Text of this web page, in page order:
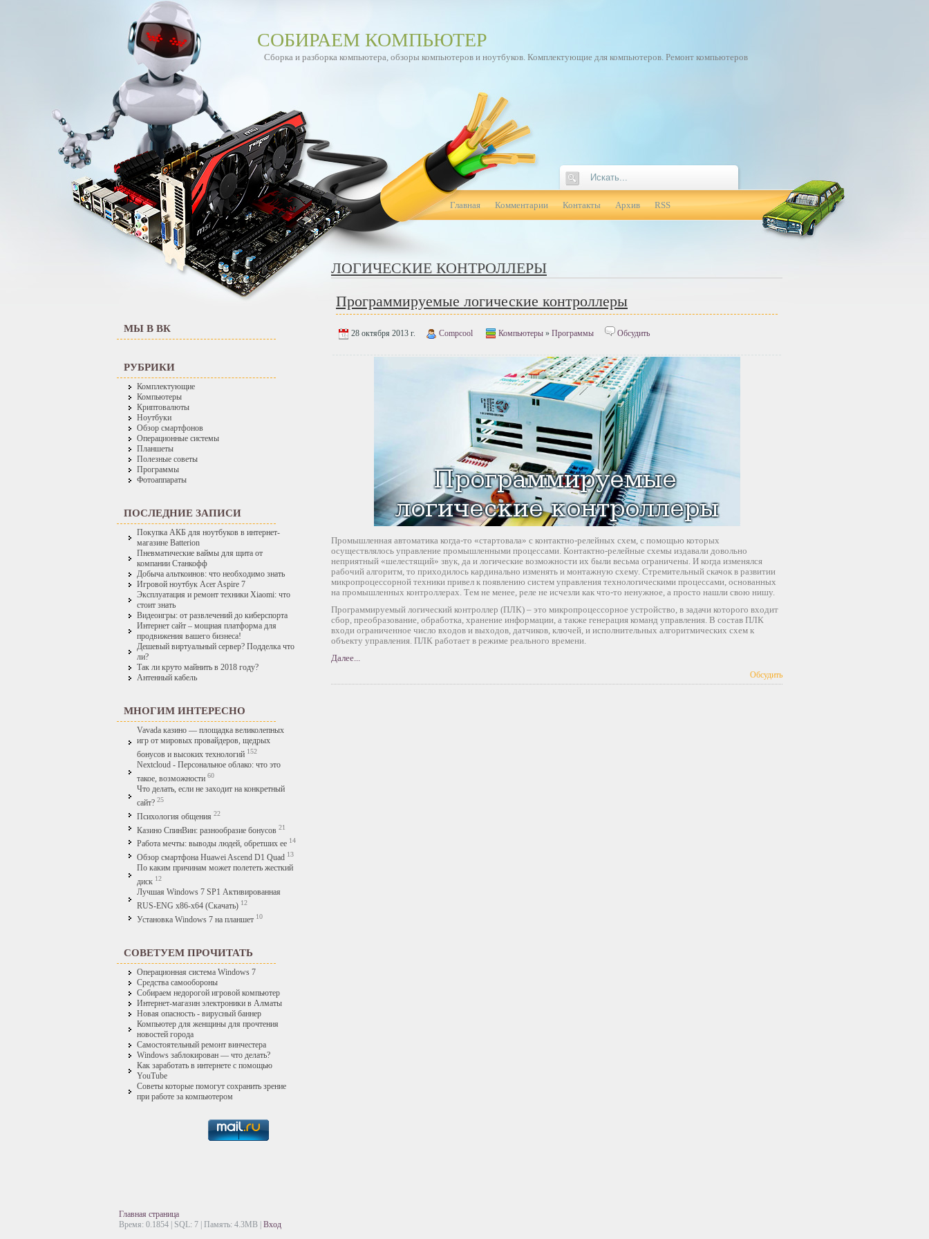
СОБИРАЕМ КОМПЬЮТЕР
Сборка и разборка компьютера, обзоры компьютеров и ноутбуков. Комплектующие для компьютеров. Ремонт компьютеров
Главная Комментарии Контакты Архив RSS
МЫ В ВК
РУБРИКИ
Комплектующие
Компьютеры
Криптовалюты
Ноутбуки
Обзор смартфонов
Операционные системы
Планшеты
Полезные советы
Программы
Фотоаппараты
ПОСЛЕДНИЕ ЗАПИСИ
Покупка АКБ для ноутбуков в интернет-
магазине Batterion
Пневматические ваймы для щита от
компании Станкофф
Добыча альткоинов: что необходимо знать
Игровой ноутбук Acer Aspire 7
Эксплуатация и ремонт техники Xiaomi: что
стоит знать
Видеоигры: от развлечений до киберспорта
Интернет сайт – мощная платформа для
продвижения вашего бизнеса!
Дешевый виртуальный сервер? Подделка что
ли?
Так ли круто майнить в 2018 году?
Антенный кабель
МНОГИМ ИНТЕРЕСНО
Vavada казино — площадка великолепных
игр от мировых провайдеров, щедрых
бонусов и высоких технологий 152
Nextcloud - Персональное облако: что это
такое, возможности 60
Что делать, если не заходит на конкретный
сайт? 25
Психология общения 22
Казино СпинВин: разнообразие бонусов 21
Работа мечты: выводы людей, обретших ее 14
Обзор смартфона Huawei Ascend D1 Quad 13
По каким причинам может полететь жесткий
диск 12
Лучшая Windows 7 SP1 Активированная
RUS-ENG x86-x64 (Скачать) 12
Установка Windows 7 на планшет 10
СОВЕТУЕМ ПРОЧИТАТЬ
Операционная система Windows 7
Средства самообороны
Собираем недорогой игровой компьютер
Интернет-магазин электроники в Алматы
Новая опасность - вирусный баннер
Компьютер для женщины для прочтения
новостей города
Самостоятельный ремонт винчестера
Windows заблокирован — что делать?
Как заработать в интернете c помощью
YouTube
Советы которые помогут сохранить зрение
при работе за компьютером
ЛОГИЧЕСКИЕ КОНТРОЛЛЕРЫ
Программируемые логические контроллеры
28 октября 2013 г. Compcool Компьютеры » Программы Обсудить
Промышленная автоматика когда-то «стартовала» с контактно-релейных схем, с помощью которых
осуществлялось управление промышленными процессами. Контактно-релейные схемы издавали довольно
неприятный «шелестящий» звук, да и логические возможности их были весьма ограничены. И когда изменялся
рабочий алгоритм, то приходилось кардинально изменять и монтажную схему. Стремительный скачок в развитии
микропроцессорной техники привел к появлению систем управления технологическими процессами, основанных
на промышленных контроллерах. Тем не менее, реле не исчезли как что-то ненужное, а просто нашли свою нишу.
Программируемый логический контроллер (ПЛК) – это микропроцессорное устройство, в задачи которого входит
сбор, преобразование, обработка, хранение информации, а также генерация команд управления. В состав ПЛК
входи ограниченное число входов и выходов, датчиков, ключей, и исполнительных алгоритмических схем к
объекту управления. ПЛК работает в режиме реального времени.
Далее...
Обсудить
Главная страница
Время: 0.1854 | SQL: 7 | Память: 4.3MB Вход